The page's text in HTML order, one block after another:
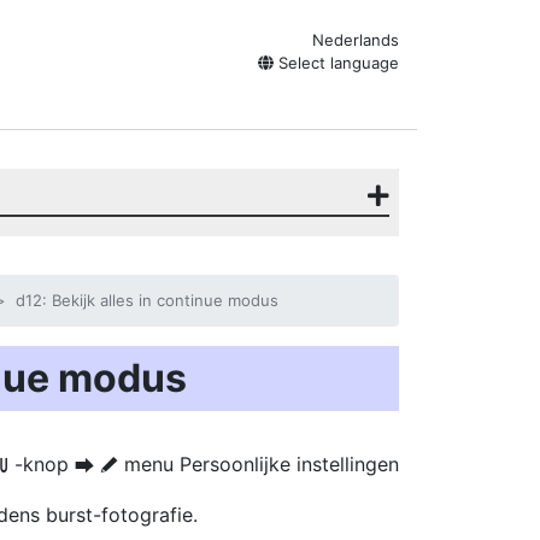
Nederlands
Select language
d12: Bekijk alles in continue modus
modus
-knop U A menu Persoonlijke instellingen
burst-fotografie.